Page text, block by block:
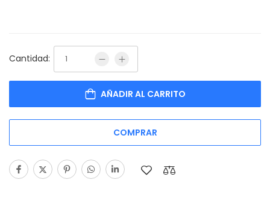
Cantidad:
AÑADIR AL CARRITO
COMPRAR